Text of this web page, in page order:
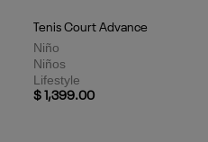
Tenis Court Advance
Niño
Niños
Lifestyle
$ 1,399.00